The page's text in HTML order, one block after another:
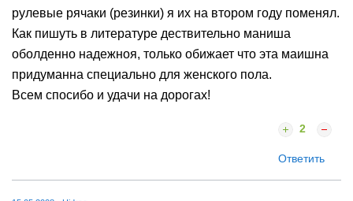
рулевые рячаки (резинки) я их на втором году поменял.
Как пишуть в литературе дествительно маниша
оболденно надежноя, только обижает что эта маишна
придуманна специально для женского пола.
Всем спосибо и удачи на дорогах!
2
Ответить